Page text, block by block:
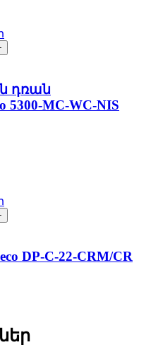
դռան
MC-WC-NIS
DP-C-22-CRM/CR